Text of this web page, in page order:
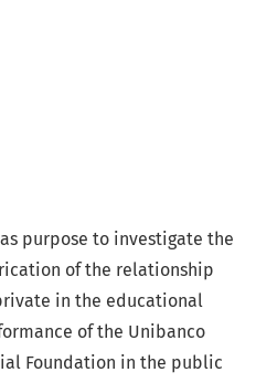
purpose to investigate the
of the relationship
in the educational
of the Unibanco
Foundation in the public